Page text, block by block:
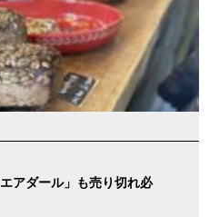
アダール」も売り切れ必